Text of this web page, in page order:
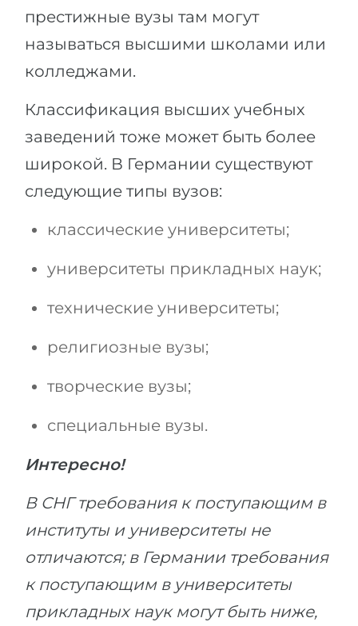
престижные вузы там могут
называться высшими школами или
колледжами.
Классификация высших учебных
заведений тоже может быть более
широкой. В Германии существуют
следующие типы вузов:
классические университеты;
университеты прикладных наук;
технические университеты;
религиозные вузы;
творческие вузы;
специальные вузы.
Интересно!
В СНГ требования к поступающим в
институты и университеты не
отличаются; в Германии требования
к поступающим в университеты
прикладных наук могут быть ниже,